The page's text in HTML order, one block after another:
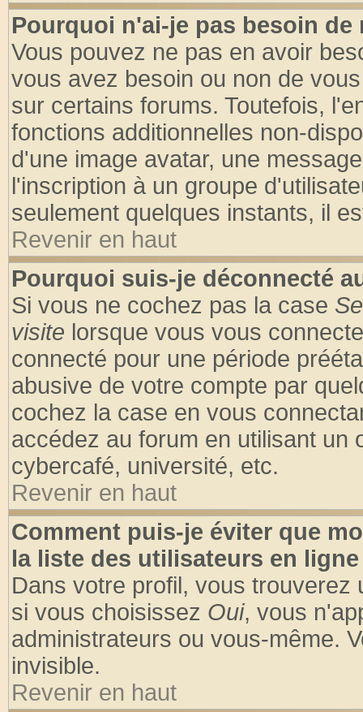
Pourquoi n'ai-je pas besoin de
Vous pouvez ne pas en avoir
vous avez besoin ou non de
sur certains forums. Toutefois,
fonctions additionnelles non-
d'une image avatar, une
l'inscription à un groupe
seulement quelques instants, il
Revenir en haut
Pourquoi suis-je déconnecté
Si vous ne cochez pas la case
visite lorsque vous vous
connecté pour une période
abusive de votre compte par
cochez la case en vous
accédez au forum en utilisant un
cybercafé, université, etc.
Revenir en haut
Comment puis-je éviter que
la liste des utilisateurs en
Dans votre profil, vous trouverez
si vous choisissez Oui, vous
administrateurs ou vous-même.
invisible.
Revenir en haut